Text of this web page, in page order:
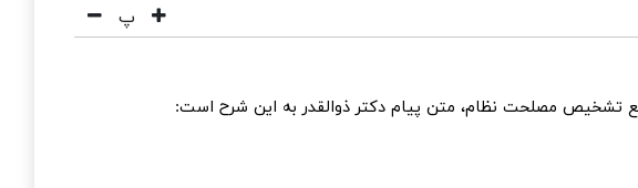
پ
تشخیص مصلحت نظام، متن پیام دکتر ذوالقدر به این شرح است: